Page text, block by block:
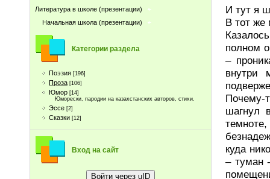
Литература в школе (презентации)
Начальная школа (презентации)
Категории раздела
Поэзия [196]
Проза [106]
Юмор [14]
Юморески, пародии на казахстанских авторов, стихи.
Эссе [2]
Сказки [12]
Вход на сайт
Войти через uID
И тут я
В тот же
полном
–
внутри
Почему-
шагнул
куда
– туман